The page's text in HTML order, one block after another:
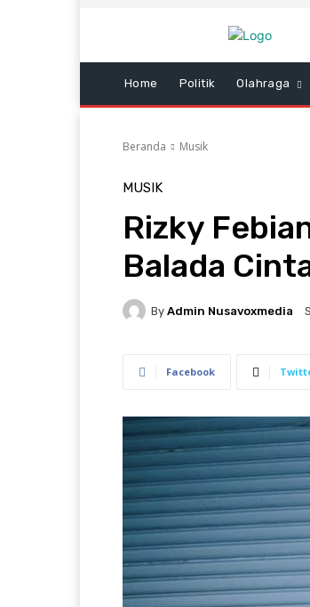
Home Politik Olahraga
Beranda Musik
MUSIK
Rizky
Balada
By Admin Nusavoxmedia
Facebook